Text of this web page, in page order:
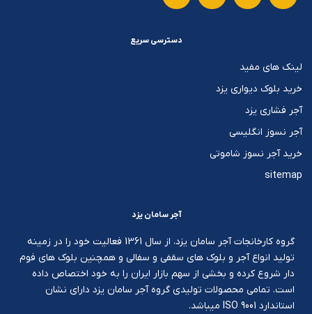
دسترسی سریع
لینک های مفید
خرید بلوک دیواری یزد
آجر فشاری یزد
آجر نسوز انگلیسی
خرید آجر نسوز شاموتی
sitemap
آجر سامان یزد
گروه کارخانجات آجر سامان یزد، از سال 1361 فعالیت خود را در زمینه
تولید انواع آجر و بلوک های سقفی و سفالی و همچنین بلوک های فوم
دار شروع کرده و بخشی از سهم بازار ایران را به خود اختصاص داده
است. تمامی محصولات تولیدی گروه آجر سامان یزد دارای نشان
استاندارد ISO 9001 میباشد.